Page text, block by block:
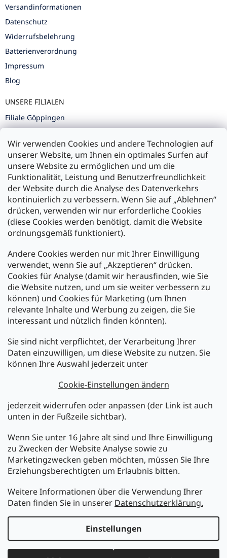
Wir verwenden Cookies und andere Technologien auf
unserer Website, um Ihnen ein optimales Surfen auf
unsere Website zu ermöglichen und um die
Funktionalität, Leistung und Benutzerfreundlichkeit
der Website durch die Analyse des Datenverkehrs
kontinuierlich zu verbessern. Wenn Sie auf „Ablehnen“
drücken, verwenden wir nur erforderliche Cookies
(diese Cookies werden benötigt, damit die Website
ordnungsgemäß funktioniert).
Andere Cookies werden nur mit Ihrer Einwilligung
verwendet, wenn Sie auf „Akzeptieren“ drücken.
Cookies für Analyse (damit wir herausfinden, wie Sie
die Website nutzen, und um sie weiter verbessern zu
können) und Cookies für Marketing (um Ihnen
relevante Inhalte und Werbung zu zeigen, die Sie
interessant und nützlich finden könnten).
Sie sind nicht verpflichtet, der Verarbeitung Ihrer
Daten einzuwilligen, um diese Website zu nutzen. Sie
können Ihre Auswahl jederzeit unter
Cookie-Einstellungen ändern
jederzeit widerrufen oder anpassen (der Link ist auch
unten in der Fußzeile sichtbar).
Wenn Sie unter 16 Jahre alt sind und Ihre Einwilligung
zu Zwecken der Website Analyse sowie zu
Marketingzwecken geben möchten, müssen Sie Ihre
Erziehungsberechtigten um Erlaubnis bitten.
Weitere Informationen über die Verwendung Ihrer
Daten finden Sie in unserer Datenschutzerklärung.
Einstellungen
Versandinformationen
Datenschutz
Widerrufsbelehrung
Batterienverordnung
Impressum
Blog
UNSERE FILIALEN
Filiale Göppingen
Filiale Ulm
Zahlung und Versand
Versand mit:
Zahlarten:
Newsletter abonnieren
Legen Sie Ihre E-Mail ein und wir werden Ihnen Informationen
über neue Produkte in unserem E-Shop zusenden.
E-Mail
Melden Sie sich jetzt für den mükra Newsletter an,
kostenlos und jederzeit kündbar! Mit der Anmeldung zum
Newsletter bestätigen Sie Ihr Einverständnis mit der
Datenschutzerklärung.
ANMELDEN
MüKRA electronic Vertriebs GmbH